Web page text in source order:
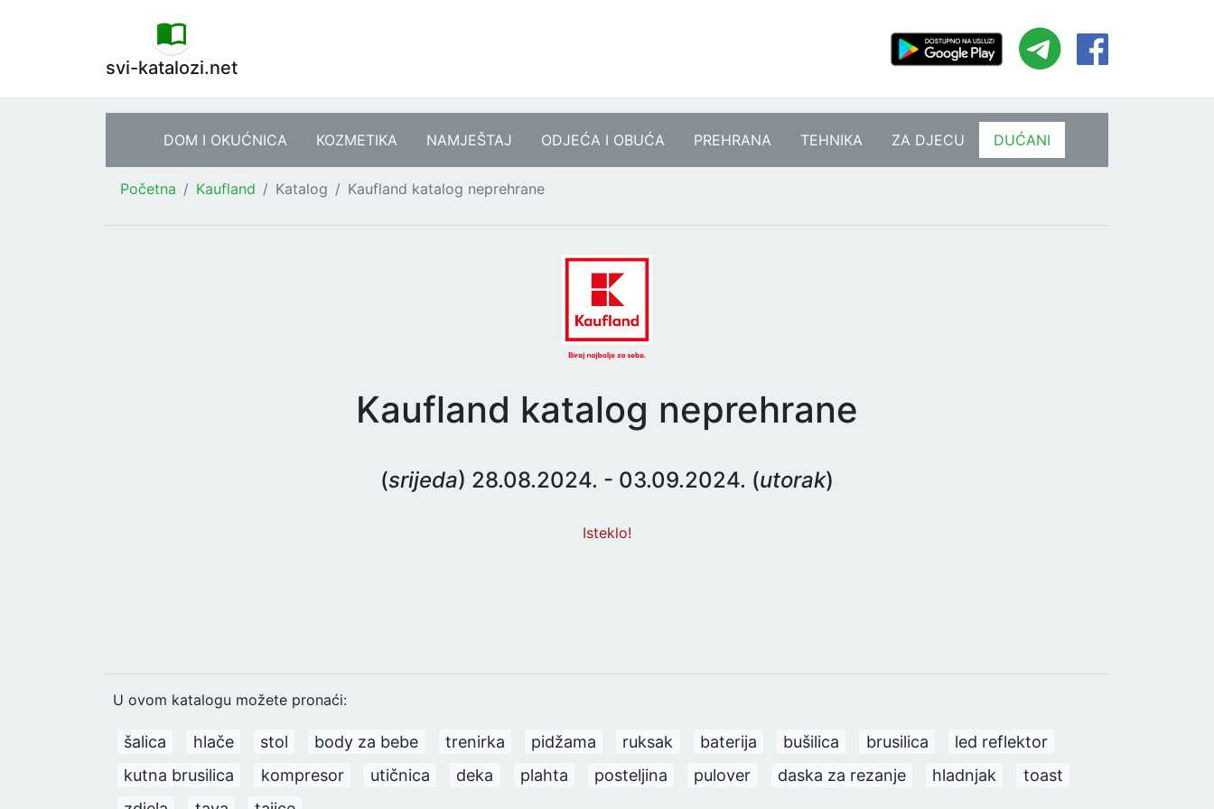
svi-katalozi.net
DOM I OKUĆNICA KOZMETIKA NAMJEŠTAJ ODJEĆA I OBUĆA PREHRANA TEHNIKA ZA DJECU DUĆANI
Početna Kaufland Katalog Kaufland katalog neprehrane
Kaufland katalog neprehrane
(srijeda) 28.08.2024. - 03.09.2024. (utorak)
Isteklo!
U ovom katalogu možete pronaći:
šalica hlače stol body za bebe trenirka pidžama ruksak baterija bušilica brusilica
led reflektor
kutna brusilica
kompresor utičnica deka plahta posteljina pulover daska za rezanje hladnjak
toast